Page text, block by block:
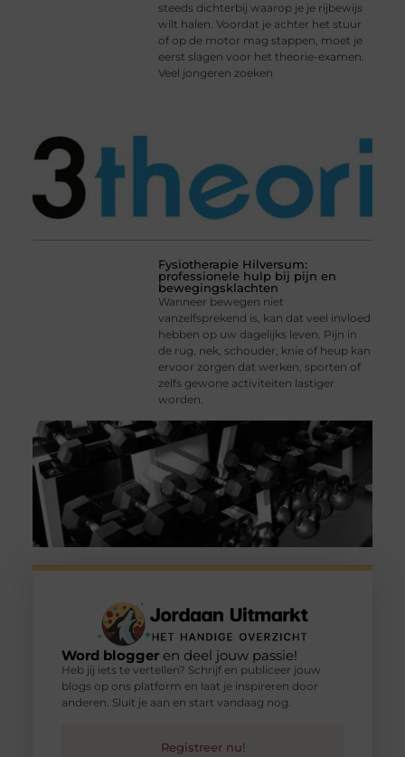
steeds dichterbij waarop je je rijbewijs
wilt halen. Voordat je achter het stuur
of op de motor mag stappen, moet je
eerst slagen voor het theorie-examen.
Veel jongeren zoeken
Fysiotherapie Hilversum:
professionele hulp bij pijn en
bewegingsklachten
Wanneer bewegen niet
vanzelfsprekend is, kan dat veel invloed
hebben op uw dagelijks leven. Pijn in
de rug, nek, schouder, knie of heup kan
ervoor zorgen dat werken, sporten of
zelfs gewone activiteiten lastiger
worden.
Word bloggeren deel jouw passie!
Heb jij iets te vertellen? Schrijf en publiceer jouw
blogs op ons platform en laat je inspireren door
anderen. Sluit je aan en start vandaag nog.
Registreer nu!